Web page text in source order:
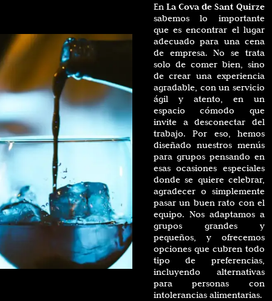
En La Cova de Sant Quirze
sabemos lo importante
que es encontrar el lugar
adecuado para una cena
de empresa. No se trata
solo de comer bien, sino
de crear una experiencia
agradable, con un servicio
ágil y atento, en un
espacio cómodo que
invite a desconectar del
trabajo. Por eso, hemos
diseñado nuestros menús
para grupos pensando en
esas ocasiones especiales
donde se quiere celebrar,
agradecer o simplemente
pasar un buen rato con el
equipo. Nos adaptamos a
grupos grandes y
pequeños, y ofrecemos
opciones que cubren todo
tipo de preferencias,
incluyendo alternativas
para personas con
intolerancias alimentarias.